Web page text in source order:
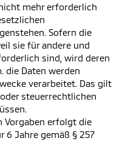
mehr erforderlich
Sofern die
sie für andere und
sind, wird deren
die Daten werden
verarbeitet. Das gilt
steuerrechtlichen
Vorgaben erfolgt die
6 Jahre gemäß § 257